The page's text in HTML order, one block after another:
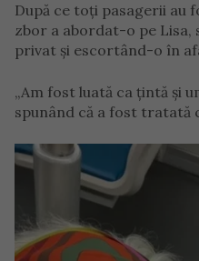
După ce toți pasagerii au
zbor a abordat-o pe Lisa,
privat și escortând-o în
„Am fost luată ca țintă și
spunând că a fost tratată